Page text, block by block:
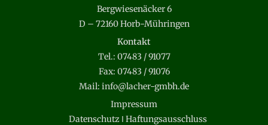
Bergwiesenäcker 6
D – 72160 Horb-Mühringen
Kontakt
Tel.: 07483 / 91077
Fax: 07483 / 91076
Mail: info@lacher-gmbh.de
Impressum
DatenschutzΙ Haftungsausschluss